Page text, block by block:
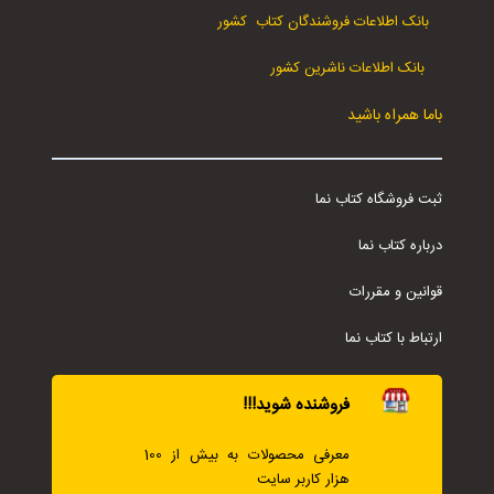
بانک اطلاعات فروشندگان کتاب کشور
بانک اطلاعات ناشرین کشور
باما همراه باشید
ثبت فروشگاه کتاب نما
درباره کتاب نما
قوانین و مقررات
ارتباط با کتاب نما
فروشنده شوید!!!
معرفی محصولات به بیش از 100
هزار کاربر سایت